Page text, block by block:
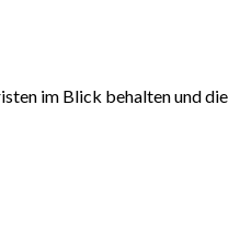
im Blick behalten und die